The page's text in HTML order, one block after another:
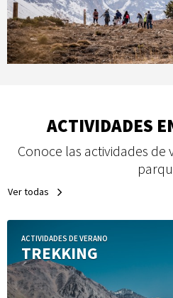
ACTIVIDADES
Conoce las actividades de
Ver todas
ACTIVIDADES DE VERANO
TREKKING